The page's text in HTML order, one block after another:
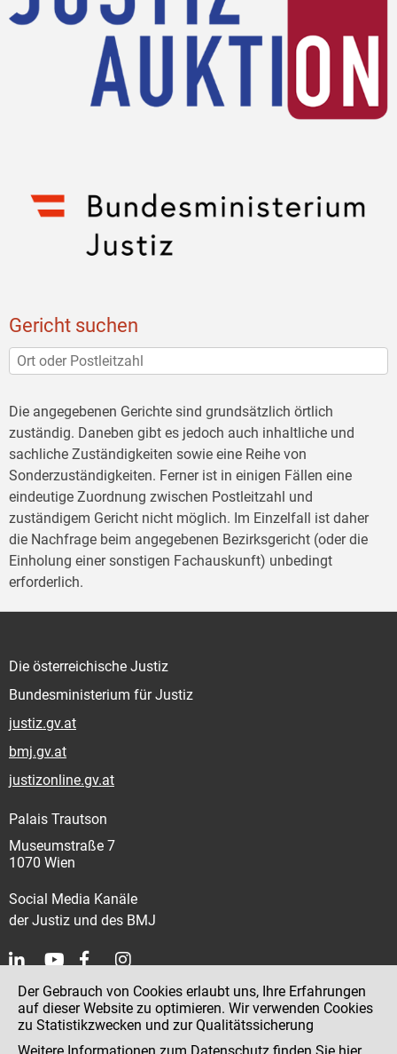
Gericht suchen
Die angegebenen Gerichte sind grundsätzlich örtlich
zuständig. Daneben gibt es jedoch auch inhaltliche und
sachliche Zuständigkeiten sowie eine Reihe von
Sonderzuständigkeiten. Ferner ist in einigen Fällen eine
eindeutige Zuordnung zwischen Postleitzahl und
zuständigem Gericht nicht möglich. Im Einzelfall ist daher
die Nachfrage beim angegebenen Bezirksgericht (oder die
Einholung einer sonstigen Fachauskunft) unbedingt
erforderlich.
Die österreichische Justiz
Bundesministerium für Justiz
justiz.gv.at
bmj.gv.at
justizonline.gv.at
Palais Trautson
Museumstraße 7
1070 Wien
Social Media Kanäle
der Justiz und des BMJ
Kontakt
Impressum
Der Gebrauch von Cookies erlaubt uns, Ihre Erfahrungen
auf dieser Website zu optimieren. Wir verwenden Cookies
zu Statistikzwecken und zur Qualitätssicherung